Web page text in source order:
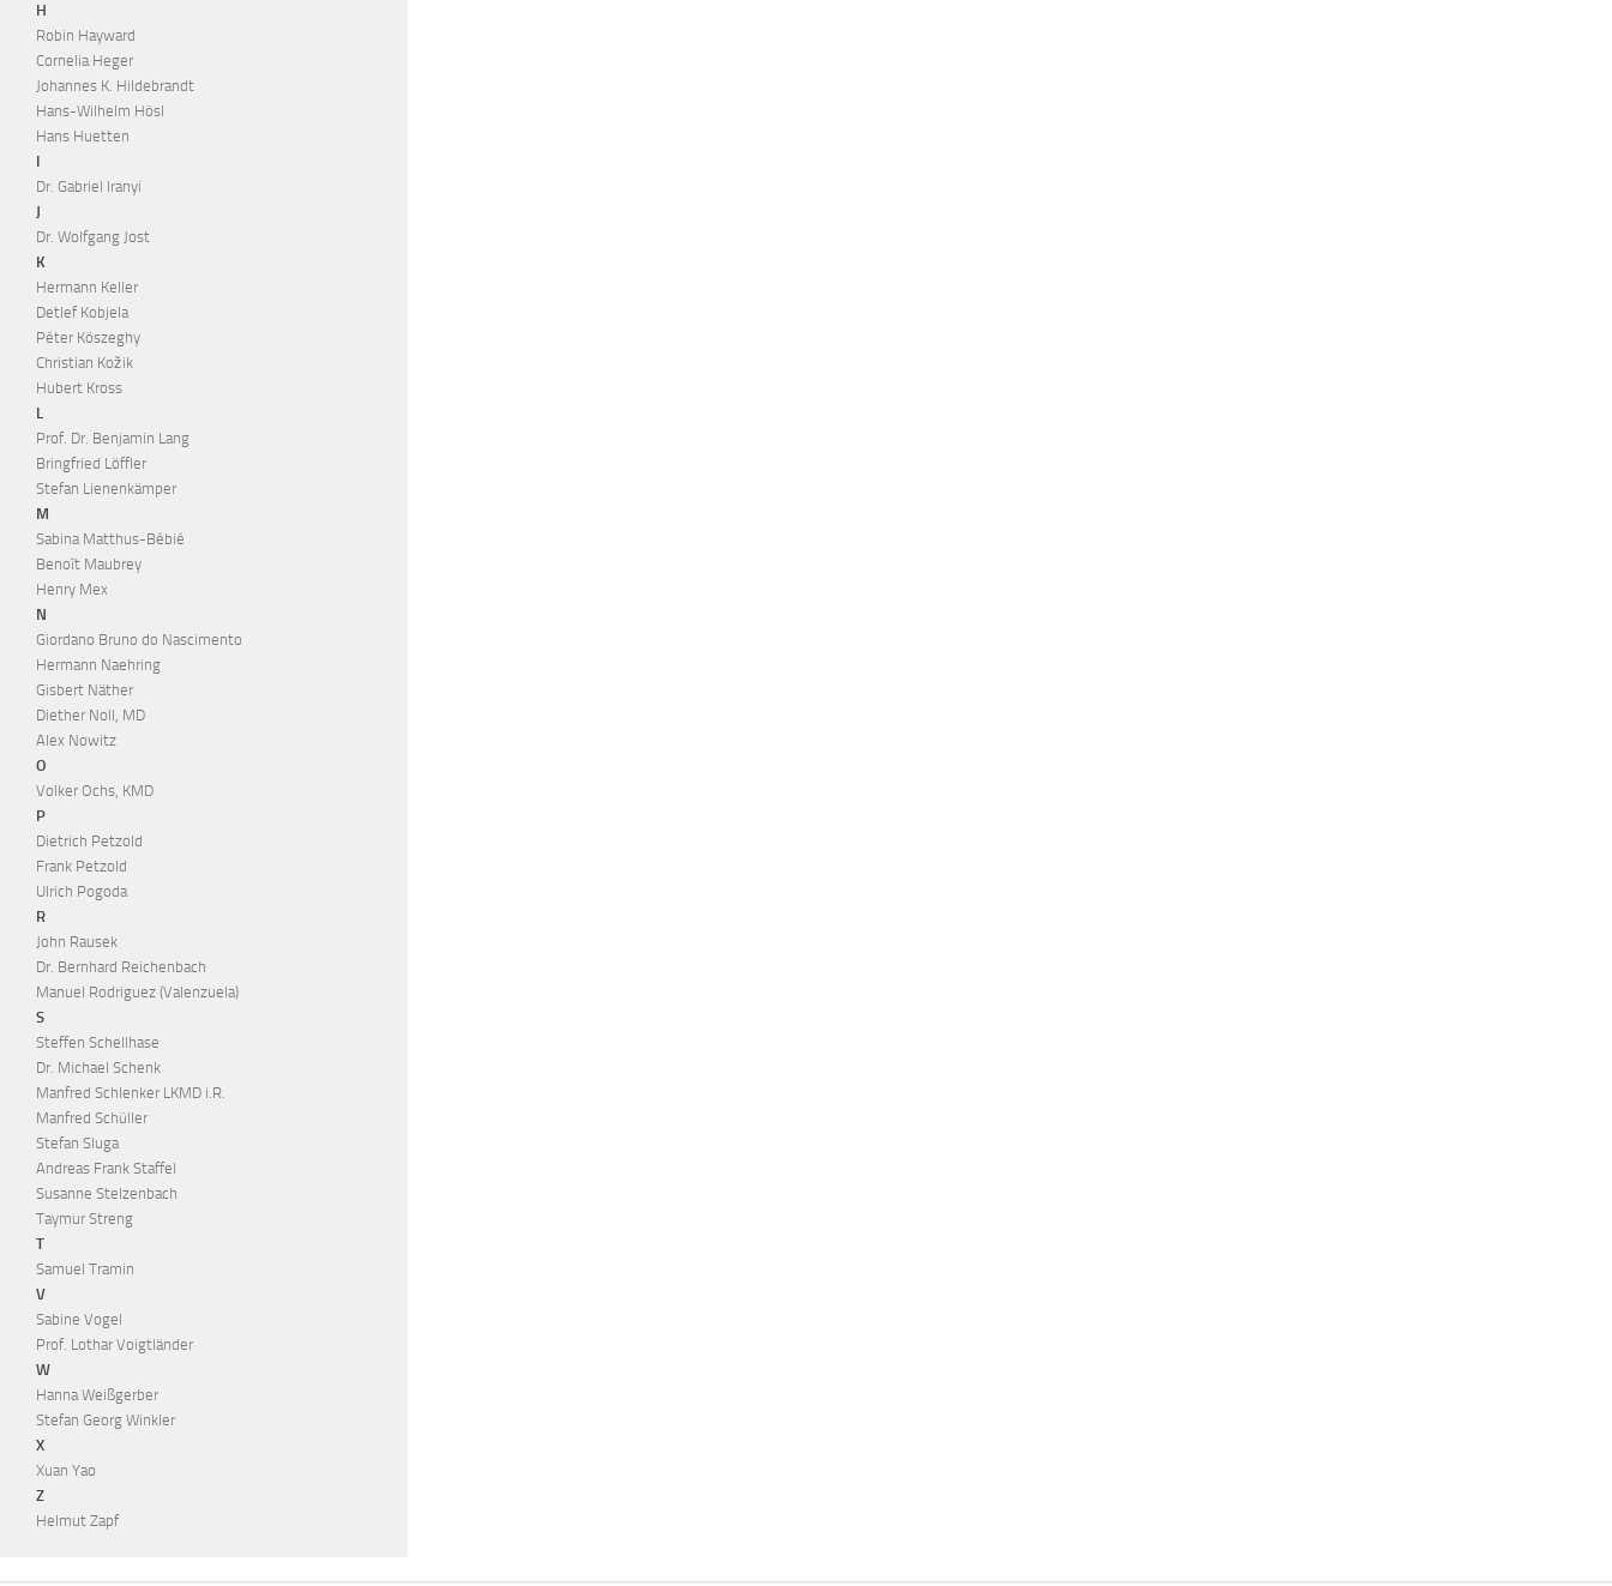
H
Robin Hayward
Cornelia Heger
Johannes K. Hildebrandt
Hans-Wilhelm Hösl
Hans Huetten
I
Dr. Gabriel Iranyi
J
Dr. Wolfgang Jost
K
Hermann Keller
Detlef Kobjela
Péter Köszeghy
Christian Kožik
Hubert Kross
L
Prof. Dr. Benjamin Lang
Bringfried Löffler
Stefan Lienenkämper
M
Sabina Matthus-Bébié
Benoît Maubrey
Henry Mex
N
Giordano Bruno do Nascimento
Hermann Naehring
Gisbert Näther
Diether Noll, MD
Alex Nowitz
O
Volker Ochs, KMD
P
Dietrich Petzold
Frank Petzold
Ulrich Pogoda
R
John Rausek
Dr. Bernhard Reichenbach
Manuel Rodriguez (Valenzuela)
S
Steffen Schellhase
Dr. Michael Schenk
Manfred Schlenker LKMD i.R.
Manfred Schüller
Stefan Sluga
Andreas Frank Staffel
Susanne Stelzenbach
Taymur Streng
T
Samuel Tramin
V
Sabine Vogel
Prof. Lothar Voigtländer
W
Hanna Weißgerber
Stefan Georg Winkler
X
Xuan Yao
Z
Helmut Zapf